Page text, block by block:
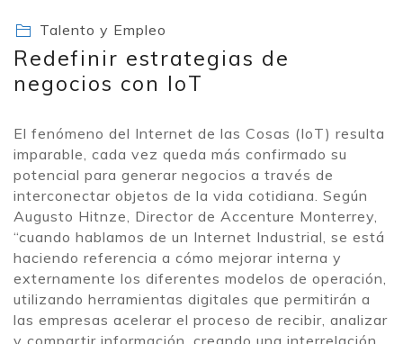
Talento y Empleo
Redefinir estrategias de
negocios con IoT
El fenómeno del Internet de las Cosas (IoT) resulta
imparable, cada vez queda más confirmado su
potencial para generar negocios a través de
interconectar objetos de la vida cotidiana. Según
Augusto Hitnze, Director de Accenture Monterrey,
“cuando hablamos de un Internet Industrial, se está
haciendo referencia a cómo mejorar interna y
externamente los diferentes modelos de operación,
utilizando herramientas digitales que permitirán a
las empresas acelerar el proceso de recibir, analizar